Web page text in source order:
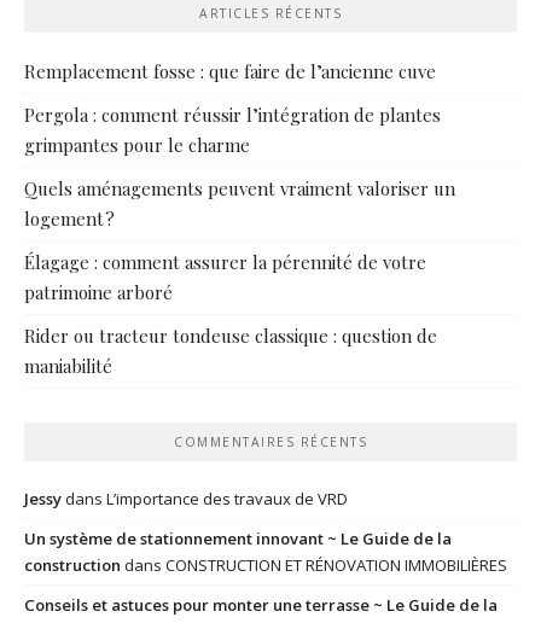
ARTICLES RÉCENTS
Remplacement fosse : que faire de l’ancienne cuve
Pergola : comment réussir l’intégration de plantes
grimpantes pour le charme
Quels aménagements peuvent vraiment valoriser un
logement ?
Élagage : comment assurer la pérennité de votre
patrimoine arboré
Rider ou tracteur tondeuse classique : question de
maniabilité
COMMENTAIRES RÉCENTS
Jessydans L’importance des travaux de VRD
Un système de stationnement innovant ~ Le Guide de la
construction dans CONSTRUCTION ET RÉNOVATION IMMOBILIÈRES
Conseils et astuces pour monter une terrasse ~ Le Guide de la